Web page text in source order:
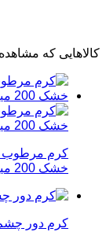
کالاهایی که
کرم مرطوب
خشک 200 میل
کرم دور